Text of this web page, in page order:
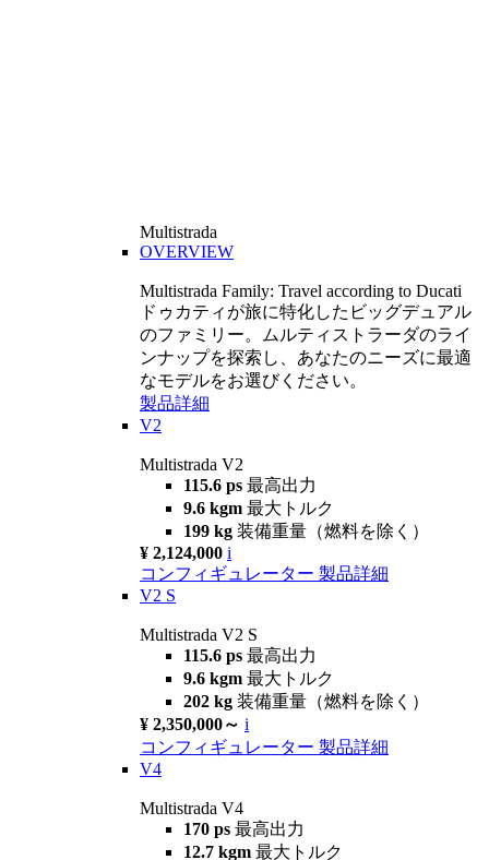
Multistrada
OVERVIEW
Multistrada Family: Travel according to Ducati
ドゥカティが旅に特化したビッグデュアル
のファミリー。ムルティストラーダのライ
ンナップを探索し、あなたのニーズに最適
なモデルをお選びください。
製品詳細
V2
Multistrada V2
115.6 ps 最高出力
9.6 kgm 最大トルク
199 kg 装備重量（燃料を除く）
¥ 2,124,000 i
コンフィギュレーター 製品詳細
V2 S
Multistrada V2 S
115.6 ps 最高出力
9.6 kgm 最大トルク
202 kg 装備重量（燃料を除く）
¥ 2,350,000～ i
コンフィギュレーター 製品詳細
V4
Multistrada V4
170 ps 最高出力
12.7 kgm 最大トルク